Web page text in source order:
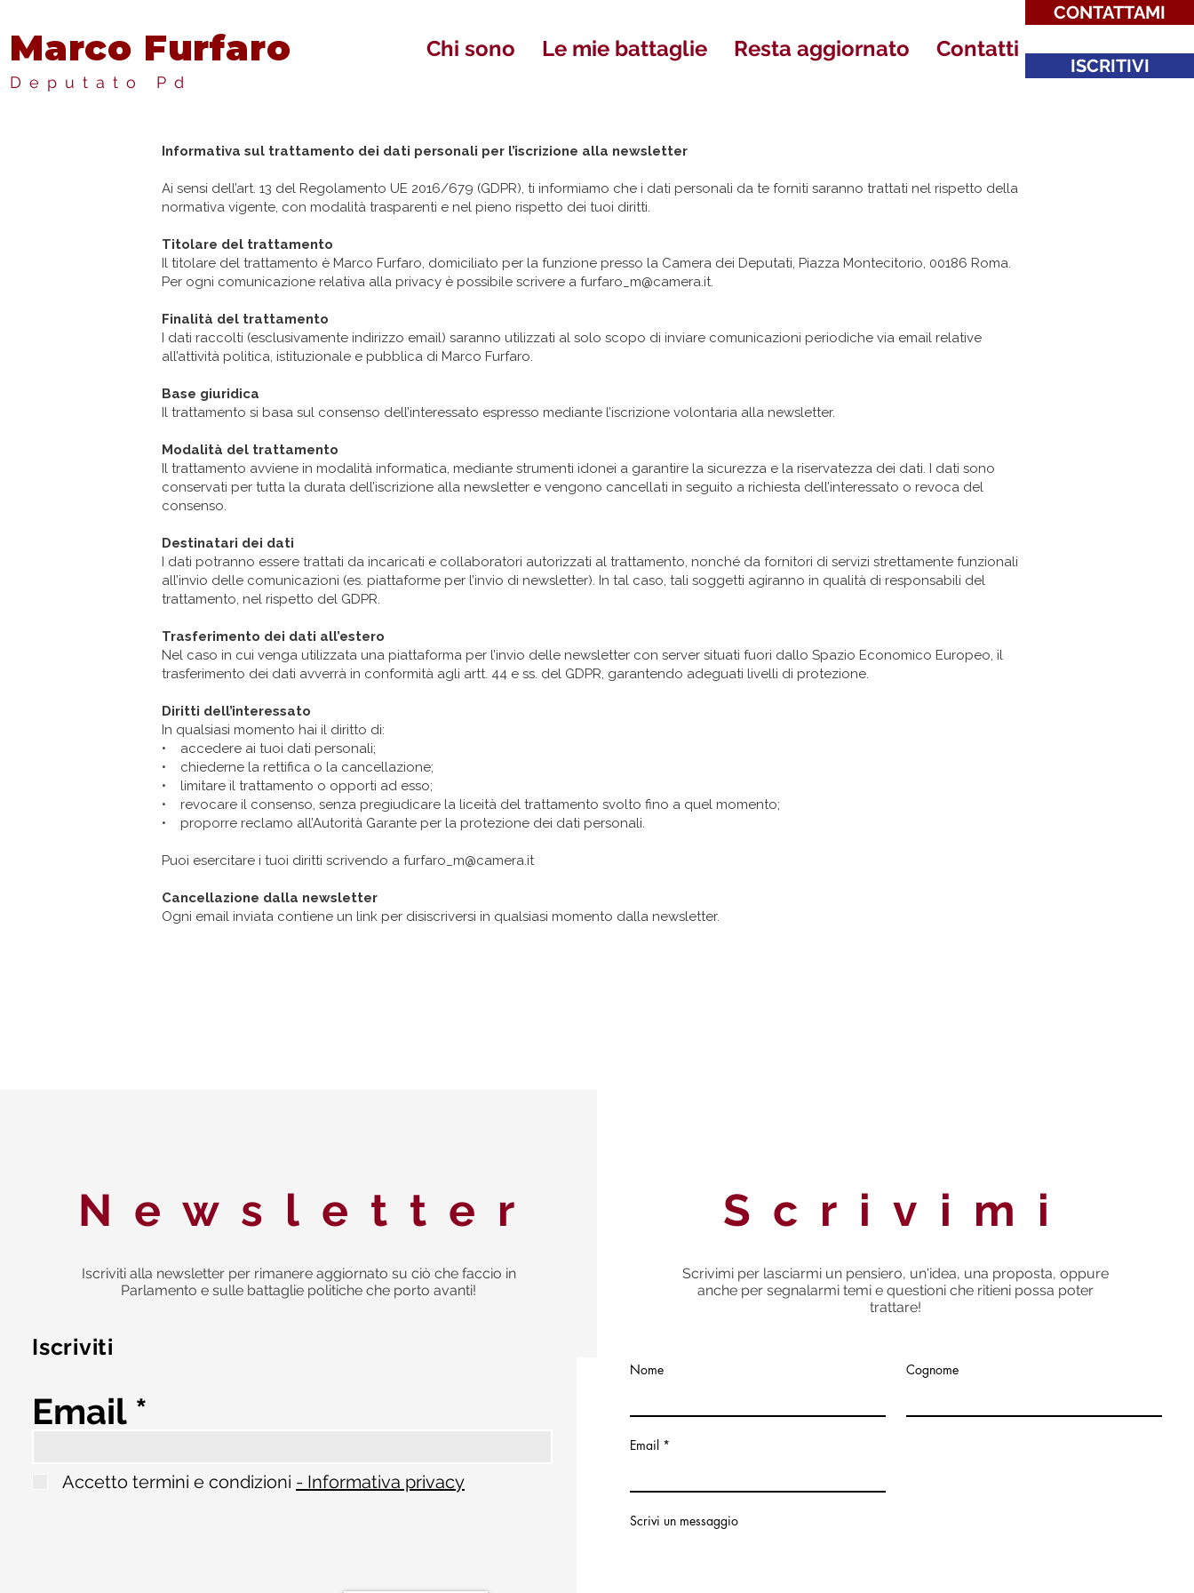
CONTATTAMI
ISCRITIVI
Marco Furfaro Chi sono Le mie battaglie Resta aggiornato Contatti
Deputato Pd
Informativa sul trattamento dei dati personali per l’iscrizione alla newsletter
Ai sensi dell’art. 13 del Regolamento UE 2016/679 (GDPR), ti informiamo che i dati personali da te forniti saranno trattati nel rispetto della
normativa vigente, con modalità trasparenti e nel pieno rispetto dei tuoi diritti.
Titolare del trattamento
Il titolare del trattamento è Marco Furfaro, domiciliato per la funzione presso la Camera dei Deputati, Piazza Montecitorio, 00186 Roma.
Per ogni comunicazione relativa alla privacy è possibile scrivere a furfaro_m@camera.it.
Finalità del trattamento
I dati raccolti (esclusivamente indirizzo email) saranno utilizzati al solo scopo di inviare comunicazioni periodiche via email relative
all’attività politica, istituzionale e pubblica di Marco Furfaro.
Base giuridica
Il trattamento si basa sul consenso dell’interessato espresso mediante l’iscrizione volontaria alla newsletter.
Modalità del trattamento
Il trattamento avviene in modalità informatica, mediante strumenti idonei a garantire la sicurezza e la riservatezza dei dati. I dati sono
conservati per tutta la durata dell’iscrizione alla newsletter e vengono cancellati in seguito a richiesta dell’interessato o revoca del
consenso.
Destinatari dei dati
I dati potranno essere trattati da incaricati e collaboratori autorizzati al trattamento, nonché da fornitori di servizi strettamente funzionali
all’invio delle comunicazioni (es. piattaforme per l’invio di newsletter). In tal caso, tali soggetti agiranno in qualità di responsabili del
trattamento, nel rispetto del GDPR.
Trasferimento dei dati all’estero
Nel caso in cui venga utilizzata una piattaforma per l’invio delle newsletter con server situati fuori dallo Spazio Economico Europeo, il
trasferimento dei dati avverrà in conformità agli artt. 44 e ss. del GDPR, garantendo adeguati livelli di protezione.
Diritti dell’interessato
In qualsiasi momento hai il diritto di:
• accedere ai tuoi dati personali;
• chiederne la rettifica o la cancellazione;
• limitare il trattamento o opporti ad esso;
• revocare il consenso, senza pregiudicare la liceità del trattamento svolto fino a quel momento;
• proporre reclamo all’Autorità Garante per la protezione dei dati personali.
Puoi esercitare i tuoi diritti scrivendo a furfaro_m@camera.it
Cancellazione dalla newsletter
Ogni email inviata contiene un link per disiscriversi in qualsiasi momento dalla newsletter.
Newsletter
Iscriviti alla newsletter per rimanere aggiornato su ciò che faccio in
Parlamento e sulle battaglie politiche che porto avanti!
Iscriviti
Email
Accetto termini e condizioni - Informativa privacy
Scrivimi
Scrivimi per lasciarmi un pensiero, un'idea, una proposta, oppure
anche per segnalarmi temi e questioni che ritieni possa poter
trattare!
Nome Cognome
Email
Scrivi un messaggio